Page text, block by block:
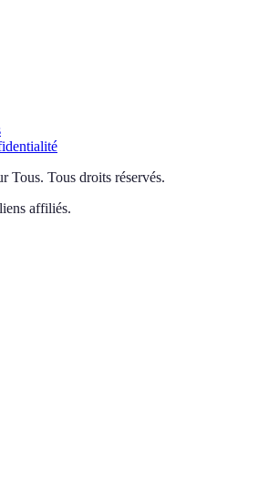
Tous. Tous droits réservés.
affiliés.